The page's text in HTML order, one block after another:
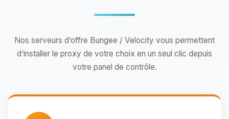
Nos serveurs d’offre Bungee / Velocity vous permettent
d’installer le proxy de votre choix en un seul clic depuis
votre panel de contrôle.